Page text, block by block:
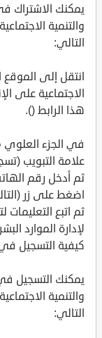
يمكنك الاشتراك في
والتنمية
التالي:
انتقل إلى الموقع
الاجتماعية على
هذا الرابط ().
في الجزء العلوي
علامة التبويب
ثم أدخل رقم
اضغط على زر
ثم اتبع التعليمات
لإدارة الموارد
كيفية التسجيل في
يمكنك التسجيل في
والتنمية
التالي: